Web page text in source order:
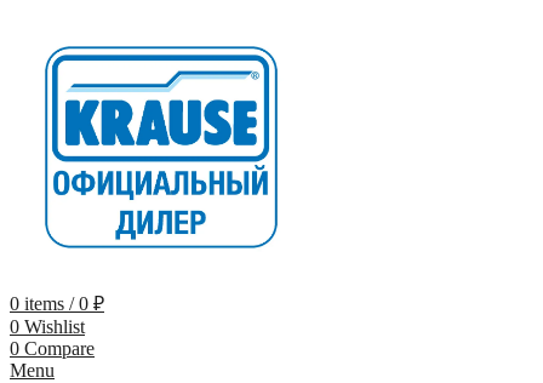
0 items / 0 ₽
0 Wishlist
0 Compare
Menu